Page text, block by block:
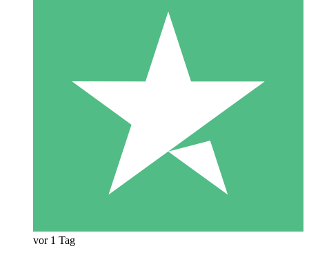
vor 1 Tag